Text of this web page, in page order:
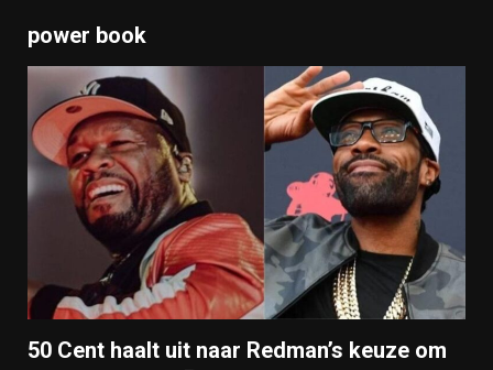
power book
50 Cent haalt uit naar Redman’s keuze om